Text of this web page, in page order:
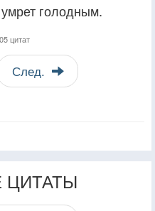
голодным.
цитат
След.